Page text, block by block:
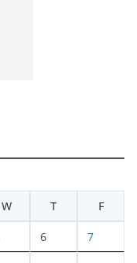
W T F
6 7